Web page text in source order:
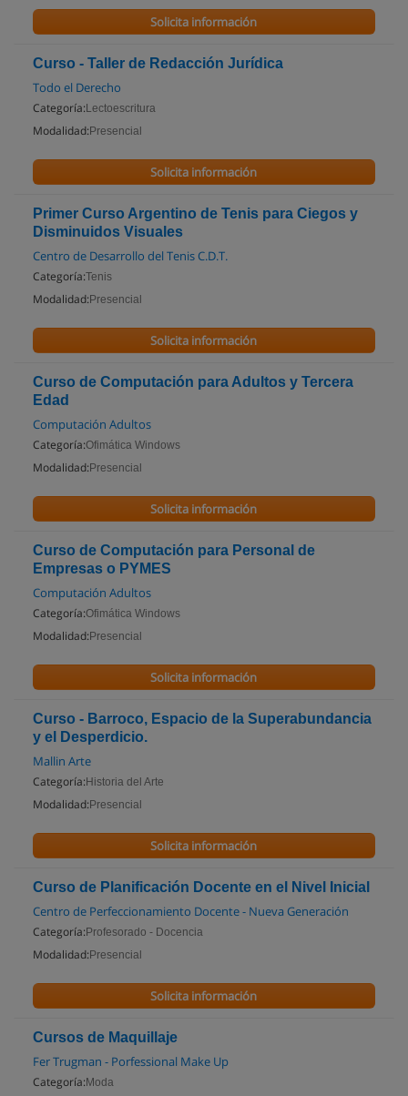
Solicita información
Curso - Taller de Redacción Jurídica
Todo el Derecho
Categoría: Lectoescritura
Modalidad: Presencial
Solicita información
Primer Curso Argentino de Tenis para Ciegos y
Disminuidos Visuales
Centro de Desarrollo del Tenis C.D.T.
Categoría:Tenis
Modalidad: Presencial
Solicita información
Curso de Computación para Adultos y Tercera
Edad
Computación Adultos
Categoría:Ofimática Windows
Modalidad: Presencial
Solicita información
Curso de Computación para Personal de
Empresas o PYMES
Computación Adultos
Categoría:Ofimática Windows
Modalidad: Presencial
Solicita información
Curso - Barroco, Espacio de la Superabundancia
y el Desperdicio.
Mallin Arte
Categoría: Historia del Arte
Modalidad: Presencial
Solicita información
Curso de Planificación Docente en el Nivel Inicial
Centro de Perfeccionamiento Docente - Nueva Generación
Categoría: Profesorado - Docencia
Modalidad: Presencial
Solicita información
Cursos de Maquillaje
Fer Trugman - Porfessional Make Up
Categoría: Moda